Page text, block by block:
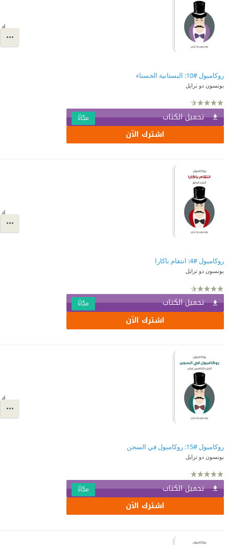
روكامبول #10: البستانية الحسناء
بونسون دو ترايل
تحميل الكتاب مجّانًا
اشترك الآن
روكامبول #4: انتقام باكارا
بونسون دو ترايل
تحميل الكتاب مجّانًا
اشترك الآن
روكامبول #15: روكامبول في السجن
بونسون دو ترايل
تحميل الكتاب مجّانًا
اشترك الآن